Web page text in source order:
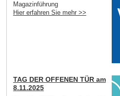
Magazinführung
Hier erfahren Sie mehr >>
TAG DER OFFENEN TÜR am
8.11.2025